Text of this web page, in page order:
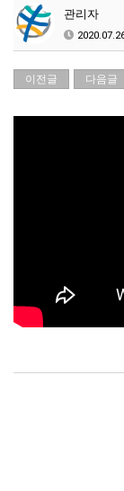
관리자
이전글 다음글